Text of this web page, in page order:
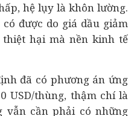
hệ lụy là khôn lường.
được do giá dầu giảm
hại mà nền kinh tế
đã có phương án ứng
USD/thùng, thậm chí là
vẫn cần phải có những